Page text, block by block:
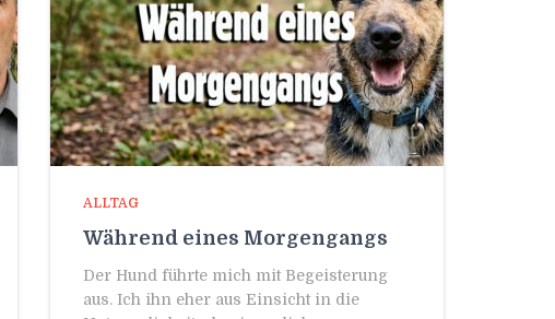
ALLTAG
Während eines Morgengangs
Der Hund führte mich mit Begeisterung
aus. Ich ihn eher aus Einsicht in die